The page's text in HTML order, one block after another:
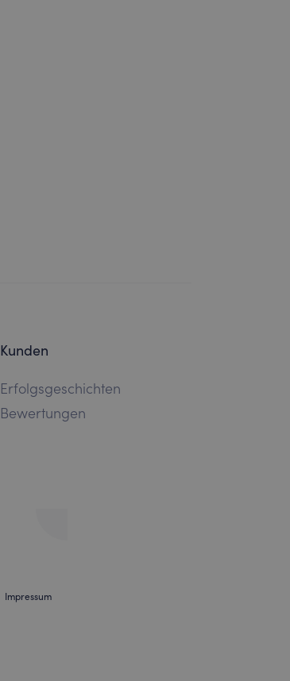
Kunden
Erfolgsgeschichten
Bewertungen
Impressum